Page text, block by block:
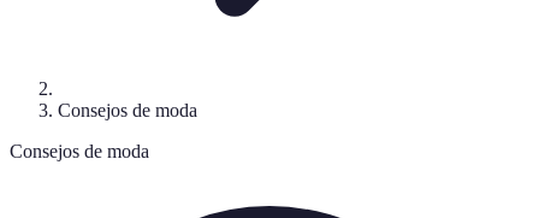
Consejos de moda
Consejos de moda